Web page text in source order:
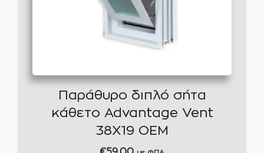
Παράθυρο διπλό σήτα
κάθετο Advantage Vent
38X19 OEM